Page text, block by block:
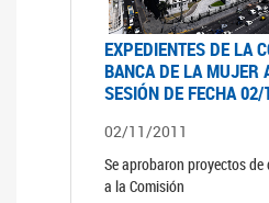
EXPEDIENTES DE LA
BANCA DE LA MUJER
SESIÓN DE FECHA
02/11/2011
Se aprobaron proyectos
a la Comisión